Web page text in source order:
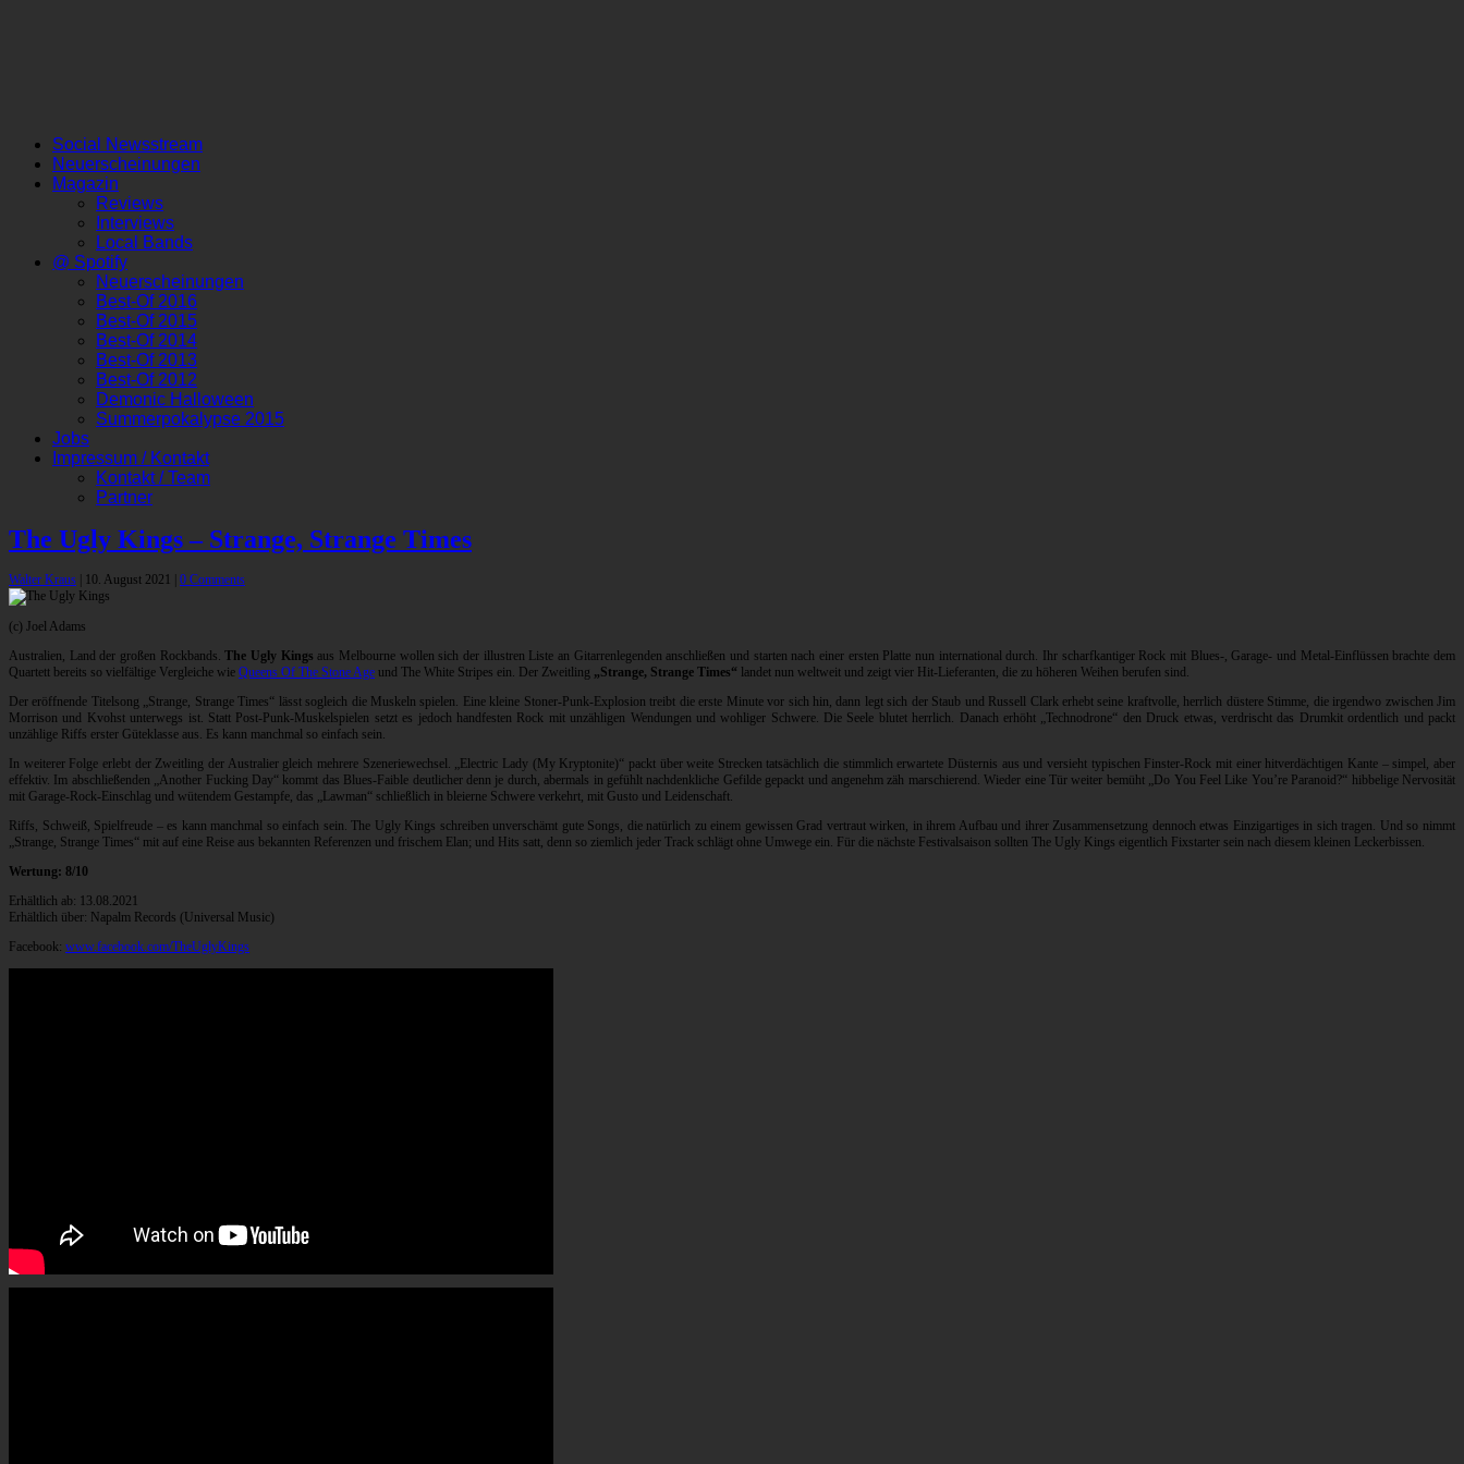
Social Newsstream
Neuerscheinungen
Magazin
Reviews
Interviews
Local Bands
@ Spotify
Neuerscheinungen
Best-Of 2016
Best-Of 2015
Best-Of 2014
Best-Of 2013
Best-Of 2012
Demonic Halloween
Summerpokalypse 2015
Jobs
Impressum / Kontakt
Kontakt / Team
Partner
The Ugly Kings – Strange, Strange Times
Walter Kraus 10. August 2021 0 Comments
(c) Joel Adams
Australien, Land der großen Rockbands.The Ugly Kings aus Melbourne wollen sich der illustren Liste an Gitarrenlegenden anschließen und starten nach einer ersten Platte nun international durch. Ihr scharfkantiger Rock mit Blues-, Garage- und Metal-Einflüssen brachte dem
Quartett bereits so vielfältige Vergleiche wie Queens Of The Stone Age und The White Stripes ein. Der Zweitling „Strange, Strange Times“ landet nun weltweit und zeigt vier Hit-Lieferanten, die zu höheren Weihen berufen sind.
Der eröffnende Titelsong „Strange, Strange Times“ lässt sogleich die Muskeln spielen. Eine kleine Stoner-Punk-Explosion treibt die erste Minute vor sich hin, dann legt sich der Staub und Russell Clark erhebt seine kraftvolle, herrlich düstere Stimme, die irgendwo zwischen Jim
Morrison und Kvohst unterwegs ist. Statt Post-Punk-Muskelspielen setzt es jedoch handfesten Rock mit unzähligen Wendungen und wohliger Schwere. Die Seele blutet herrlich. Danach erhöht „Technodrone“ den Druck etwas, verdrischt das Drumkit ordentlich und packt
unzählige Riffs erster Güteklasse aus. Es kann manchmal so einfach sein.
In weiterer Folge erlebt der Zweitling der Australier gleich mehrere Szeneriewechsel. „Electric Lady (My Kryptonite)“ packt über weite Strecken tatsächlich die stimmlich erwartete Düsternis aus und versieht typischen Finster-Rock mit einer hitverdächtigen Kante – simpel, aber
effektiv. Im abschließenden „Another Fucking Day“ kommt das Blues-Faible deutlicher denn je durch, abermals in gefühlt nachdenkliche Gefilde gepackt und angenehm zäh marschierend. Wieder eine Tür weiter bemüht „Do You Feel Like You’re Paranoid?“ hibbelige Nervosität
mit Garage-Rock-Einschlag und wütendem Gestampfe, das „Lawman“ schließlich in bleierne Schwere verkehrt, mit Gusto und Leidenschaft.
Riffs, Schweiß, Spielfreude – es kann manchmal so einfach sein. The Ugly Kings schreiben unverschämt gute Songs, die natürlich zu einem gewissen Grad vertraut wirken, in ihrem Aufbau und ihrer Zusammensetzung dennoch etwas Einzigartiges in sich tragen. Und so nimmt
„Strange, Strange Times“ mit auf eine Reise aus bekannten Referenzen und frischem Elan; und Hits satt, denn so ziemlich jeder Track schlägt ohne Umwege ein. Für die nächste Festivalsaison sollten The Ugly Kings eigentlich Fixstarter sein nach diesem kleinen Leckerbissen.
Wertung: 8/10
Erhältlich ab: 13.08.2021
Erhältlich über: Napalm Records (Universal Music)
Facebook: www.facebook.com/TheUglyKings